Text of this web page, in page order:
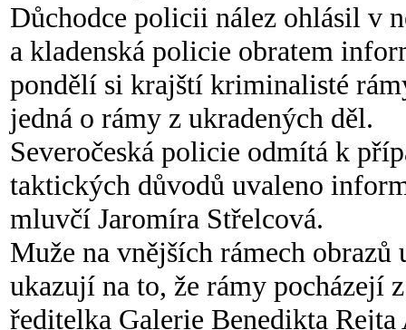
Důchodce policii nález ohlásil v
a kladenská policie obratem
pondělí si krajští kriminalisté
jedná o rámy z ukradených děl.
Severočeská policie odmítá k
taktických důvodů uvaleno
mluvčí Jaromíra Střelcová.
Muže na vnějších rámech
ukazují na to, že rámy pocházejí
ředitelka Galerie Benedikta